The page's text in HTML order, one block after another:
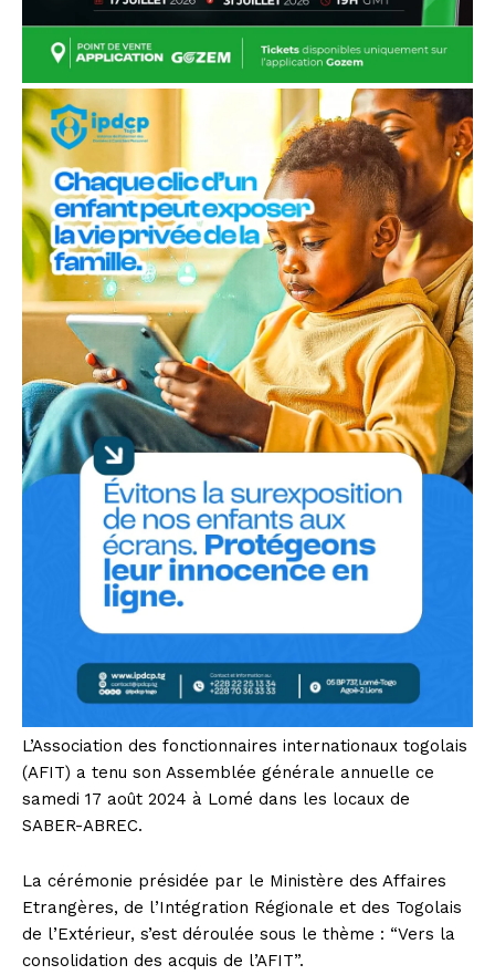
L’Association des fonctionnaires internationaux togolais
(AFIT) a tenu son Assemblée générale annuelle ce
samedi 17 août 2024 à Lomé dans les locaux de
SABER-ABREC.
La cérémonie présidée par le Ministère des Affaires
Etrangères, de l’Intégration Régionale et des Togolais
de l’Extérieur, s’est déroulée sous le thème : “Vers la
consolidation des acquis de l’AFIT”.